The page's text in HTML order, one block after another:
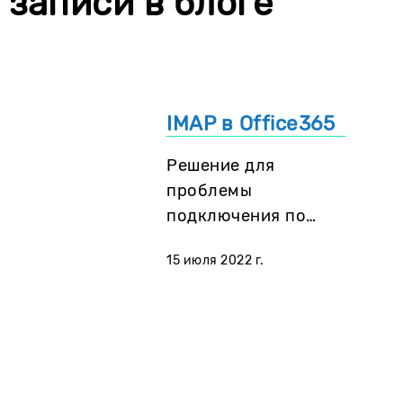
IMAP в Office365
Решение для
проблемы
подключения по
15 июля 2022 г.